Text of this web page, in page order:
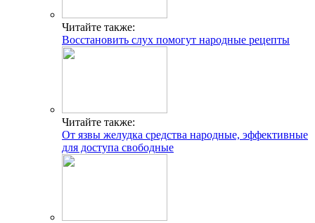
Читайте также:
Восстановить слух помогут народные рецепты
Читайте также:
От язвы желудка средства народные, эффективные
для доступа свободные